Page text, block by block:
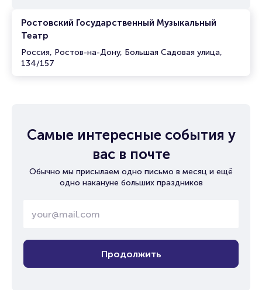
Ростовский Государственный Музыкальный
Театр
Россия, Ростов-на-Дону, Большая Садовая улица,
134/157
Самые интересные события у
вас в почте
Обычно мы присылаем одно письмо в месяц и ещё
одно накануне больших праздников
Продолжить